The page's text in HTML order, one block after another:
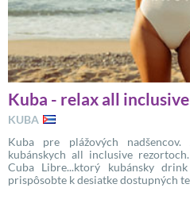
Kuba - relax all
KUBA
Kuba pre plážových
kubánskych all inclusive
Cuba Libre...ktorý kubánsky
prispôsobte k desiatke dostupných